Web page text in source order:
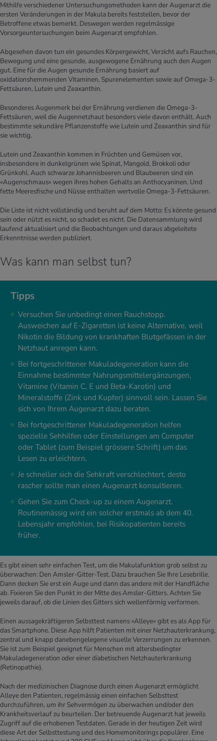
Mithilfe verschiedener Untersuchungsmethoden kann der Augenarzt die
ersten Veränderungen in der Makula bereits feststellen, bevor der
Betroffene etwas bemerkt. Deswegen werden regelmässige
Vorsorgeuntersuchungen beim Augenarzt empfohlen.
Abgesehen davon tun ein gesundes Körpergewicht, Verzicht aufs Rauchen,
Bewegung und eine gesunde, ausgewogene Ernährung auch den Augen
gut. Eine für die Augen gesunde Ernährung basiert auf
oxidationshemmenden Vitaminen, Spurenelementen sowie auf Omega-3-
Fettsäuren, Lutein und Zeaxanthin.
Besonderes Augenmerk bei der Ernährung verdienen die Omega-3-
Fettsäuren, weil die Augennetzhaut besonders viele davon enthält. Auch
bestimmte sekundäre Pflanzenstoffe wie Lutein und Zeaxanthin sind für
sie wichtig.
Lutein und Zeaxanthin kommen in Früchten und Gemüsen vor,
insbesondere in dunkelgrünen wie Spinat, Mangold, Brokkoli oder
Grünkohl. Auch schwarze Johannisbeeren und Blaubeeren sind ein
«Augenschmaus» wegen ihres hohen Gehalts an Anthocyaninen. Und
fette Meeresfische und Nüsse enthalten wertvolle Omega-3-Fettsäuren.
Die Liste ist nicht vollständig und beruht auf dem Motto: Es könnte gesund
sein oder nützt es nicht, so schadet es nicht. Die Datensammlung wird
laufend aktualisiert und die Beobachtungen und daraus abgeleitete
Erkenntnisse werden publiziert.
Was kann man selbst tun?
Tipps
Versuchen Sie unbedingt einen Rauchstopp.
Ausweichen auf E-Zigaretten ist keine Alternative, weil
Nikotin die Bildung von krankhaften Blutgefässen in der
Netzhaut anregen kann.
Bei fortgeschrittener Makuladegeneration kann die
Einnahme bestimmter Nahrungsmittelergänzungen,
Vitamine (Vitamin C, E und Beta-Karotin) und
Mineralstoffe (Zink und Kupfer) sinnvoll sein. Lassen Sie
sich von Ihrem Augenarzt dazu beraten.
Bei fortgeschrittener Makuladegeneration helfen
spezielle Sehhilfen oder Einstellungen am Computer
oder Tablet (zum Beispiel grössere Schrift) um das
Lesen zu erleichtern.
Je schneller sich die Sehkraft verschlechtert, desto
rascher sollte man einen Augenarzt konsultieren.
Gehen Sie zum Check-up zu einem Augenarzt.
Routinemässig wird ein solcher erstmals ab dem 40.
Lebensjahr empfohlen, bei Risikopatienten bereits
früher.
Es gibt einen sehr einfachen Test, um die Makulafunktion grob selbst zu
überwachen: Den Amsler-Gitter-Test. Dazu brauchen Sie Ihre Lesebrille.
Dann decken Sie erst ein Auge und dann das andere mit der Handfläche
ab. Fixieren Sie den Punkt in der Mitte des Amsler-Gitters. Achten Sie
jeweils darauf, ob die Linien des Gitters sich wellenförmig verformen.
Einen aussagekräftigeren Selbsttest namens «Alleye» gibt es als App für
das Smartphone. Diese App hilft Patienten mit einer Netzhauterkrankung,
zentral und knapp danebengelegene visuelle Verzerrungen zu erkennen.
Sie ist zum Beispiel geeignet für Menschen mit altersbedingter
Makuladegeneration oder einer diabetischen Netzhauterkrankung
(Retinopathie).
Nach der medizinischen Diagnose durch einen Augenarzt ermöglicht
Alleye den Patienten, regelmässig einen einfachen Selbsttest
durchzuführen, um ihr Sehvermögen zu überwachen und/oder den
Krankheitsverlauf zu beurteilen. Der betreuende Augenarzt hat jeweils
Zugriff auf die erhobenen Testdaten. Gerade in der heutigen Zeit wird
diese Art der Selbsttestung und des Homemonitorings populärer. Eine